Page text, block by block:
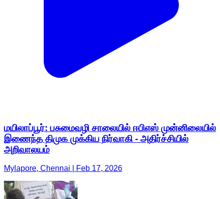
மயிலாப்பூர்: பசுமைவழி சாலையில் ஈபிஎஸ் முன்னிலையில்
இணைந்த திமுக முக்கிய நிர்வாகி - அதிர்ச்சியில்
அறிவாலயம்
Mylapore, Chennai | Feb 17, 2026